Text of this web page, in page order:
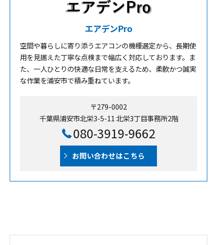
エアデンPro
空間や暮らしに寄り添うエアコンの機種選定から、長期使
用を見据えた丁寧な点検まで幅広く対応しております。ま
た、一人ひとりの快適な日常を支えるため、柔軟かつ誠実
な作業を浦安市で積み重ねています。
〒279-0002
千葉県浦安市北栄3-5-11 北栄3丁目事務所2階
080-3919-9662
お問い合わせはこちら